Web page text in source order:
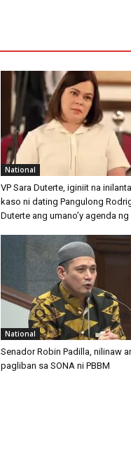
National
VP Sara Duterte, iginiit na
kaso ni dating Pangulong
Duterte ang umano’y agenda ng
National
Senador Robin Padilla, nilinaw
pagliban sa SONA ni PBBM